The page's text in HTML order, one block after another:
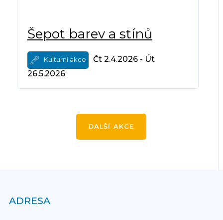
Šepot barev a stínů
Kulturní akce
Čt 2.4.2026 - Út
26.5.2026
DALŠÍ AKCE
ADRESA